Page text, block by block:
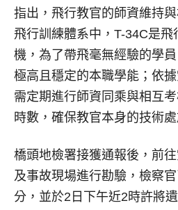
指出，飛行教官的師資維持
飛行訓練體系中，T-34C是飛
機，為了帶飛毫無經驗的學
極高且穩定的本職學能；依
需定期進行師資同乘與相互
時數，確保教官本身的技術處
橋頭地檢署接獲通報後，前
及事故現場進行勘驗，檢察
分，並於2日下午近2時許將